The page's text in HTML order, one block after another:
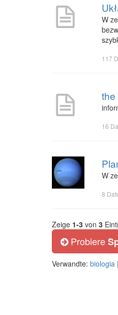
W
117
16
W
8
Zeige 1-3 von 3
Probiere
Verwandte: biologia |